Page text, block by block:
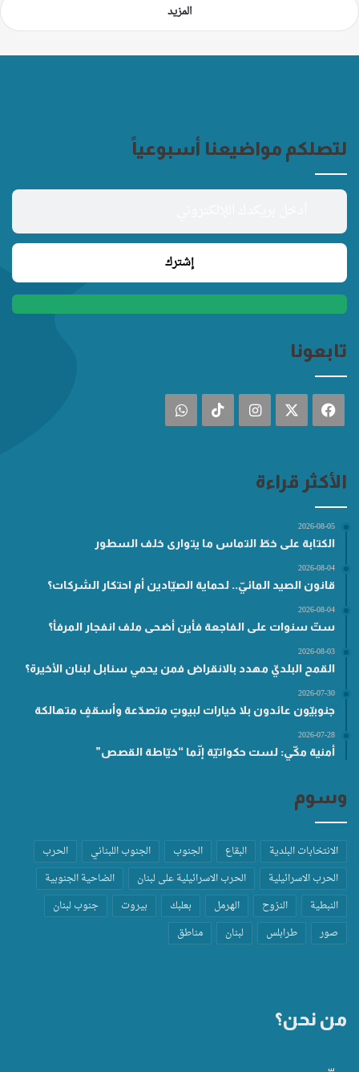
المزيد
لتصلكم مواضيعنا أسبوعياً
تابعونا
فيسبوك انستقرام ‫TikTokواتساب
الأكثر قراءة
2026-08-05
الكتابة على خطّ التماس ما يتوارى خلف السطور
2026-08-04
قانون الصيد المائيّ.. لحماية الصيّادين أم احتكار الشركات؟
2026-08-04
ستّ سنوات على الفاجعة فأين أضحى ملف انفجار المرفأ؟
2026-08-03
القمح البلديّ مهدد بالانقراض فمن يحمي سنابل لبنان الأخيرة؟
2026-07-30
جنوبيّون عائدون بلا خيارات لبيوتٍ متصدّعة وأسقفٍ متهالكة
2026-07-28
أمنية مكّي: لست حكواتيّة إنّما “خيّاطة القصص”
وسوم
الانتخابات البلدية البقاع الجنوب الجنوب اللبناني
الحرب
الحرب الاسرائيلية
الحرب الاسرائيلية على لبنان
الضاحية الجنوبية
النبطية
النزوح الهرمل بعلبك بيروت
جنوب لبنان
صور
طرابلس لبنان مناطق
من نحن؟